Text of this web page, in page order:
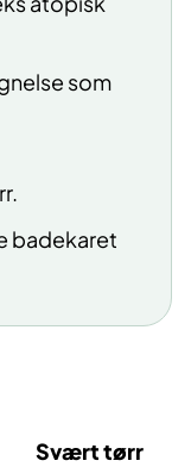
som
badekaret
Svært tørr